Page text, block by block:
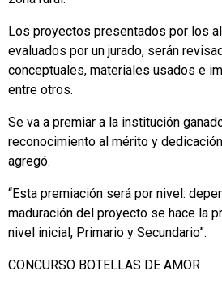
Los proyectos presentados por los
evaluados por un jurado, serán
conceptuales, materiales usados e
entre otros.
Se va a premiar a la institución
reconocimiento al mérito y
agregó.
“Esta premiación será por nivel:
maduración del proyecto se hace la
nivel inicial, Primario y Secundario”.
CONCURSO BOTELLAS DE AMOR